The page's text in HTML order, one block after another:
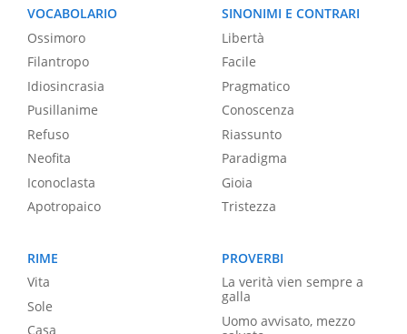
VOCABOLARIO
Ossimoro
Filantropo
Idiosincrasia
Pusillanime
Refuso
Neofita
Iconoclasta
Apotropaico
SINONIMI E CONTRARI
Libertà
Facile
Pragmatico
Conoscenza
Riassunto
Paradigma
Gioia
Tristezza
RIME
Vita
Sole
Casa
PROVERBI
La verità vien sempre a
galla
Uomo avvisato, mezzo